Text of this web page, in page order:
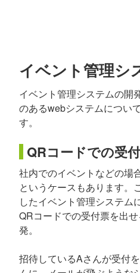
イベント管理シ
イベント管理システムの開
のあるwebシステムについ
す。
QRコードでの受
社内でのイベントなどの場
というケースもあります。
したイベント管理システム
QRコードでの受付票を出
発。
招待しているAさんが受付